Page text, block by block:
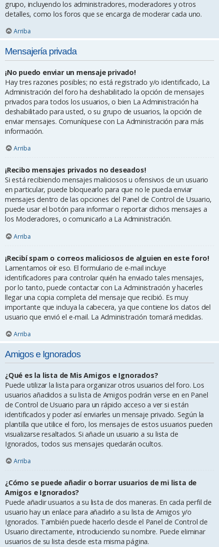
grupo, incluyendo los administradores, moderadores y otros
detalles, como los foros que se encarga de moderar cada uno.
Arriba
Mensajería privada
¡No puedo enviar un mensaje privado!
Hay tres razones posibles; no está registrado y/o identificado, La
Administración del foro ha deshabilitado la opción de mensajes
privados para todos los usuarios, o bien La Administración ha
deshabilitado para usted, o su grupo de usuarios, la opción de
enviar mensajes. Comuníquese con La Administración para más
información.
Arriba
¡Recibo mensajes privados no deseados!
Si está recibiendo mensajes maliciosos u ofensivos de un usuario
en particular, puede bloquearlo para que no le pueda enviar
mensajes dentro de las opciones del Panel de Control de Usuario,
puede usar el botón para informar o reportar dichos mensajes a
los Moderadores, o comunicarlo a La Administración.
Arriba
¡Recibí spam o correos maliciosos de alguien en este foro!
Lamentamos oír eso. El formulario de e-mail incluye
identificadores para controlar quién ha enviado tales mensajes,
por lo tanto, puede contactar con La Administración y hacerles
llegar una copia completa del mensaje que recibió. Es muy
importante que incluya la cabecera, ya que contiene los datos del
usuario que envió el e-mail. La Administración tomará medidas.
Arriba
Amigos e Ignorados
¿Qué es la lista de Mis Amigos e Ignorados?
Puede utilizar la lista para organizar otros usuarios del foro. Los
usuarios añadidos a su lista de Amigos podrán verse en en Panel
de Control de Usuario para un rápido acceso a ver si están
identificados y poder así enviarles un mensaje privado. Según la
plantilla que utilice el foro, los mensajes de estos usuarios pueden
visualizarse resaltados. Si añade un usuario a su lista de
Ignorados, todos sus mensajes quedarán ocultos.
Arriba
¿Cómo se puede añadir o borrar usuarios de mi lista de
Amigos e Ignorados?
Puede añadir usuarios a su lista de dos maneras. En cada perfil de
usuario hay un enlace para añadirlo a su lista de Amigos y/o
Ignorados. También puede hacerlo desde el Panel de Control de
Usuario directamente, introduciendo su nombre. Puede eliminar
usuarios de su lista desde esta misma página.